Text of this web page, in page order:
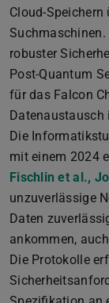
Cloud-
robuster
Post-Quantum
für das Falcon
Datenaustausch
Die
mit einem 2024
Fischlin et al.,
unzuverlässige
Daten
ankommen,
Die Protokolle